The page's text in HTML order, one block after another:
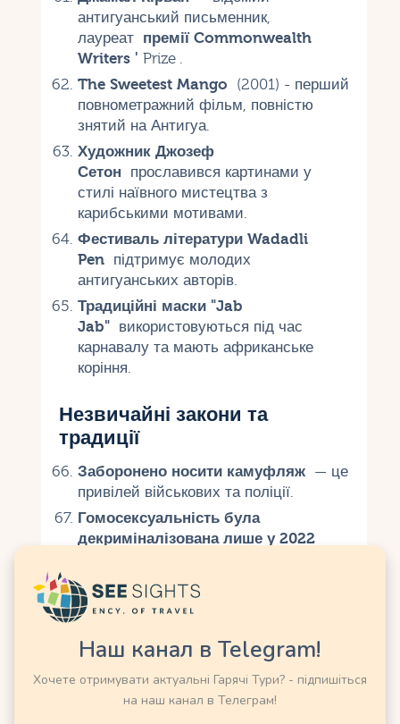
антигуанський письменник,
лауреат премії Commonwealth
Writers ' Prize .
The Sweetest Mango (2001) - перший
повнометражний фільм, повністю
знятий на Антигуа.
Художник Джозеф
Сетон прославився картинами у
стилі наївного мистецтва з
карибськими мотивами.
Фестиваль літератури Wadadli
Penпідтримує молодих
антигуанських авторів.
Традиційні маски "Jab
Jab"використовуються під час
карнавалу та мають африканське
коріння.
Незвичайні закони та
традиції
Заборонено носити камуфляж— це
привілей військових та поліції.
Гомосексуальність була
декриміналізована лише у 2022
Водіння у п'яному
виглядікарається величезним
штрафом чи в'язницею.
Неділя - офіційний вихідний,
майже всі магазини закриті.
За покинуте на пляжі сміття
Наш канал в Telegram!
Хочете отримувати актуальні Гарячі Тури? - підпишіться
на наш канал в Телеграм!